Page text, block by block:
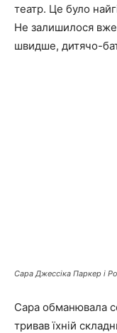
театр. Це було
Не залишилося вже
швидше, дитячо-
Сара Джессіка Паркер і
Сара обманювала
тривав їхній